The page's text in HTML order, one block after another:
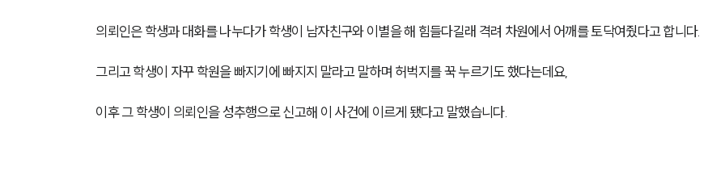
의뢰인은 학생과 대화를 나누다가 학생이 남자친구와 이별을 해 힘들다길래 격려 차원에서 어깨를 토닥여줬다고 합니다.
그리고 학생이 자꾸 학원을 빠지기에 빠지지 말라고 말하며 허벅지를 꾹 누르기도 했다는데요,
이후 그 학생이 의뢰인을 성추행으로 신고해 이 사건에 이르게 됐다고 말했습니다.